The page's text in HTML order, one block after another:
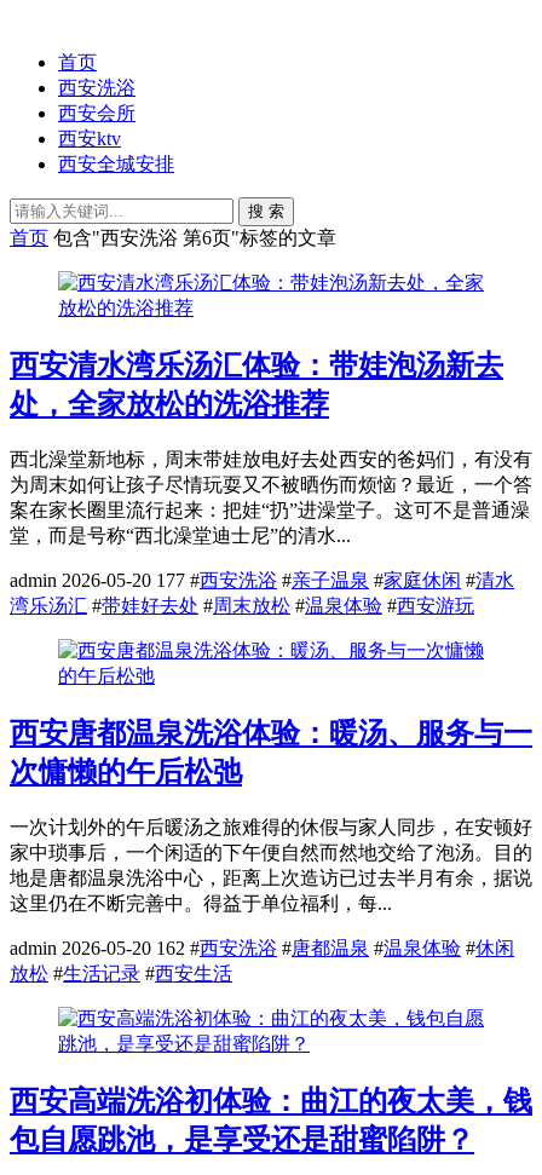
首页
西安洗浴
西安会所
西安ktv
西安全城安排
搜 索
首页 包含"西安洗浴 第6页"标签的文章
西安清水湾乐汤汇体验：带娃泡汤新去
处，全家放松的洗浴推荐
西北澡堂新地标，周末带娃放电好去处西安的爸妈们，有没有
为周末如何让孩子尽情玩耍又不被晒伤而烦恼？最近，一个答
案在家长圈里流行起来：把娃“扔”进澡堂子。这可不是普通澡
堂，而是号称“西北澡堂迪士尼”的清水...
admin 2026-05-20 177 #西安洗浴 #亲子温泉 #家庭休闲 #清水
湾乐汤汇 #带娃好去处 #周末放松 #温泉体验 #西安游玩
西安唐都温泉洗浴体验：暖汤、服务与一
次慵懒的午后松弛
一次计划外的午后暖汤之旅难得的休假与家人同步，在安顿好
家中琐事后，一个闲适的下午便自然而然地交给了泡汤。目的
地是唐都温泉洗浴中心，距离上次造访已过去半月有余，据说
这里仍在不断完善中。得益于单位福利，每...
admin 2026-05-20 162 #西安洗浴 #唐都温泉 #温泉体验 #休闲
放松 #生活记录 #西安生活
西安高端洗浴初体验：曲江的夜太美，钱
包自愿跳池，是享受还是甜蜜陷阱？